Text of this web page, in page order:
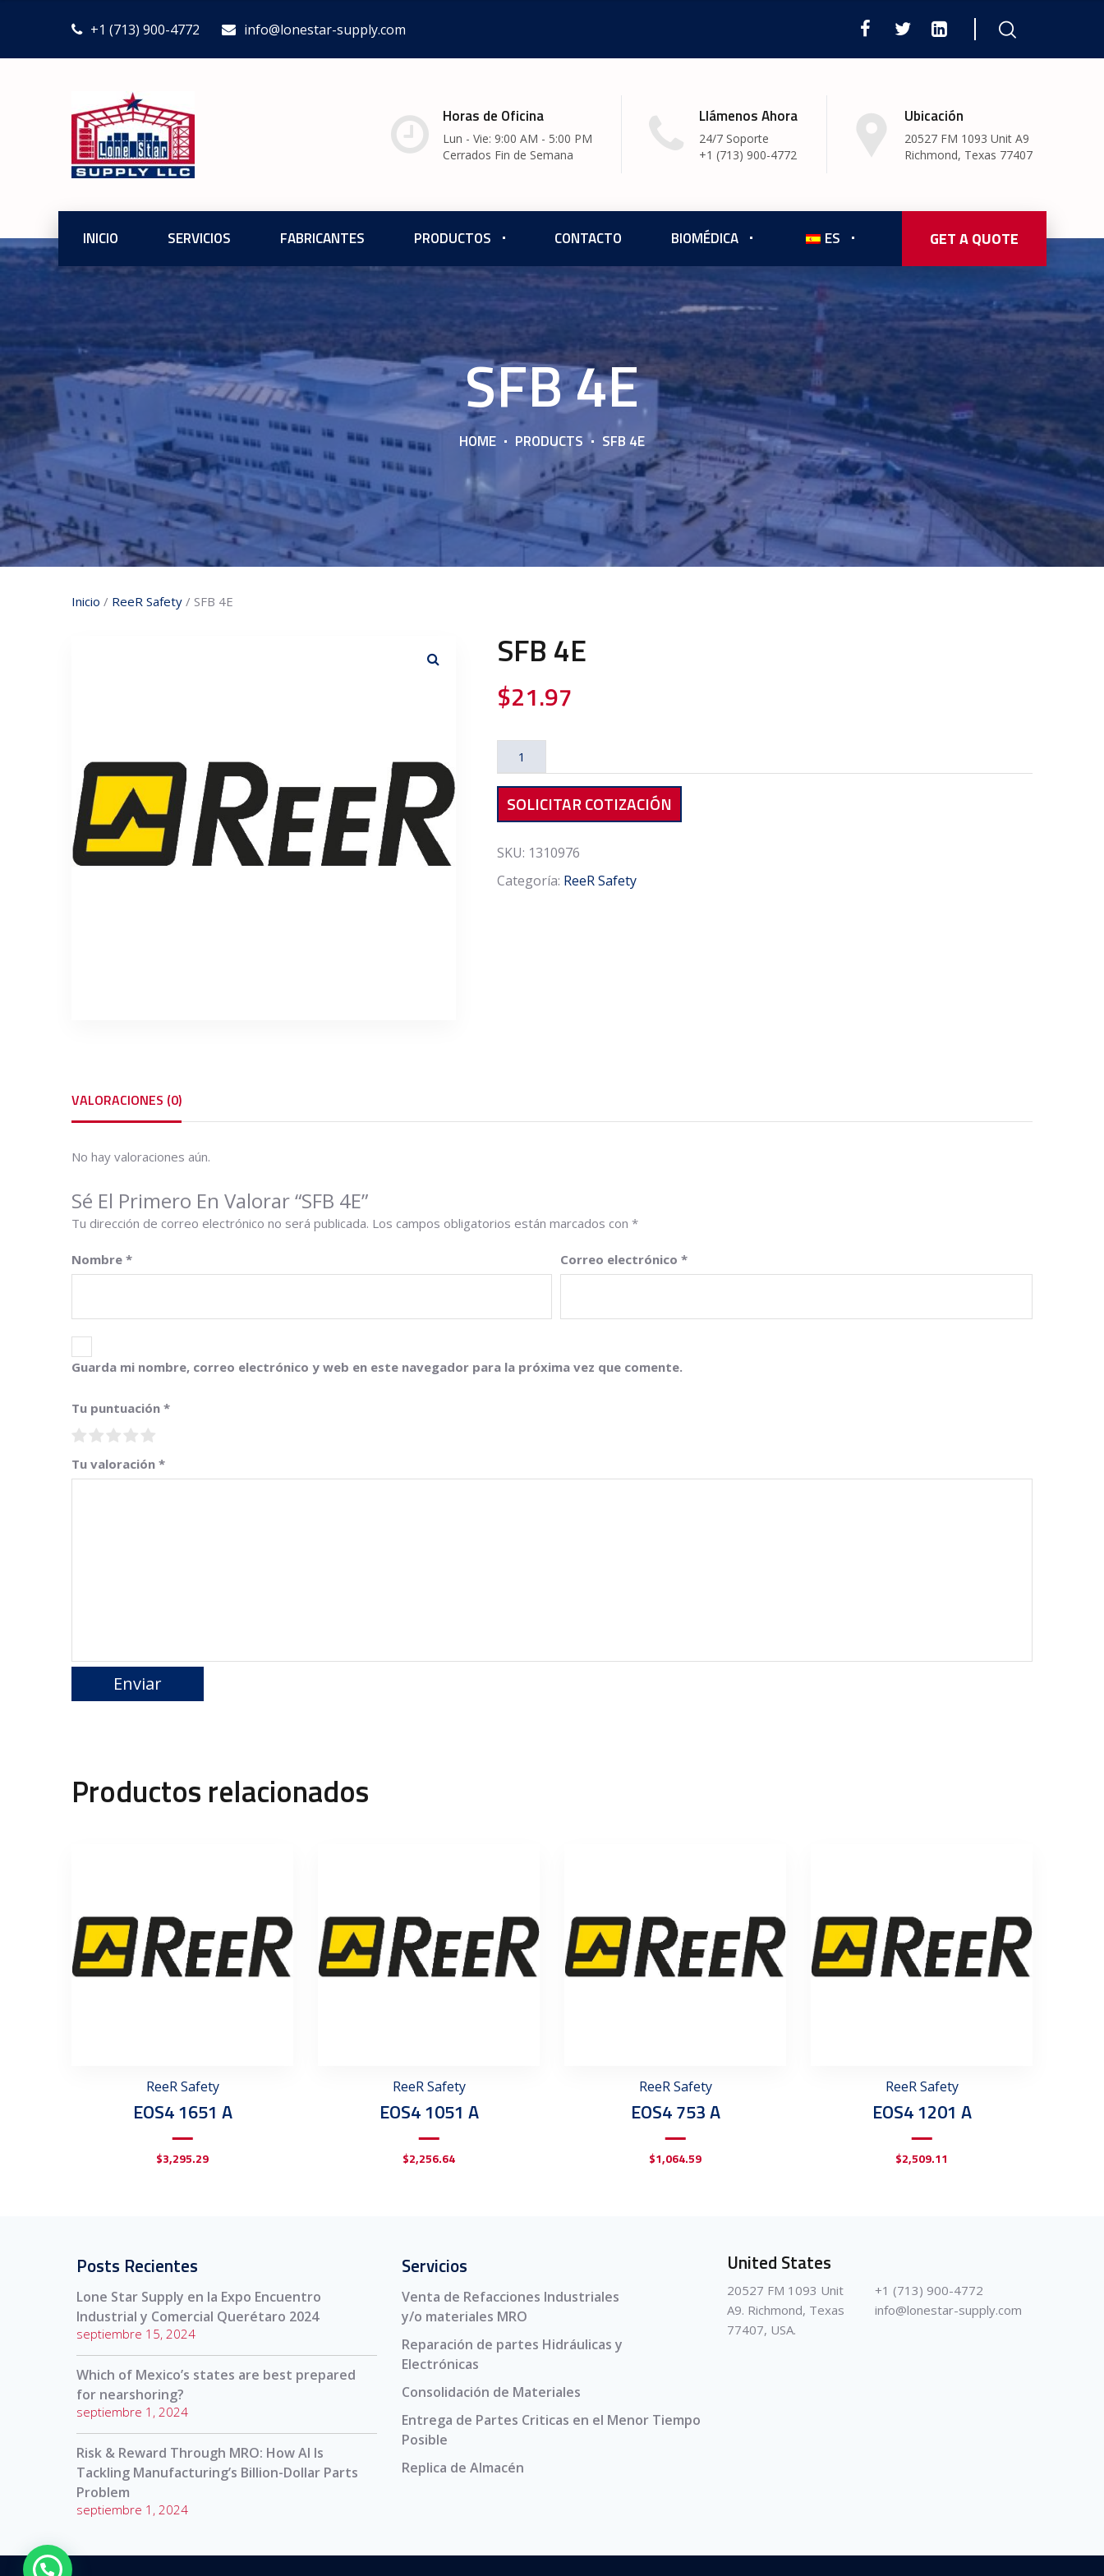
+1 (713) 900-4772 info@lonestar-supply.com
Horas de Oficina
Lun - Vie: 9:00 AM - 5:00 PM
Cerrados Fin de Semana
Llámenos Ahora
24/7 Soporte
+1 (713) 900-4772
Ubicación
20527 FM 1093 Unit A9
Richmond, Texas 77407
INICIO SERVICIOS FABRICANTES PRODUCTOS CONTACTO BIOMÉDICA ES GET A QUOTE
SFB 4E
HOME PRODUCTS SFB 4E
Inicio / ReeR Safety / SFB 4E
SFB 4E
$21.97
cantidad
SOLICITAR COTIZACIÓN
SKU: 1310976
Categoría: ReeR Safety
VALORACIONES (0)
No hay valoraciones aún.
Sé El Primero En Valorar “SFB 4E”
Tu dirección de correo electrónico no será publicada. Los campos obligatorios están marcados con *
Nombre * Correo electrónico *
Guarda mi nombre, correo electrónico y web en este navegador para la próxima vez que comente.
Tu puntuación *
Tu valoración *
Productos relacionados
ReeR Safety
EOS4 1651 A
$3,295.29
ReeR Safety
EOS4 1051 A
$2,256.64
ReeR Safety
EOS4 753 A
$1,064.59
ReeR Safety
EOS4 1201 A
$2,509.11
Posts Recientes
Lone Star Supply en la Expo Encuentro
Industrial y Comercial Querétaro 2024
septiembre 15, 2024
Which of Mexico’s states are best prepared
for nearshoring?
septiembre 1, 2024
Risk & Reward Through MRO: How AI Is
Tackling Manufacturing’s Billion-Dollar Parts
Problem
septiembre 1, 2024
Servicios
Venta de Refacciones Industriales
y/o materiales MRO
Reparación de partes Hidráulicas y
Electrónicas
Consolidación de Materiales
Entrega de Partes Criticas en el Menor Tiempo
Posible
Replica de Almacén
United States
20527 FM 1093 Unit
A9. Richmond, Texas
77407, USA.
+1 (713) 900-4772
info@lonestar-supply.com